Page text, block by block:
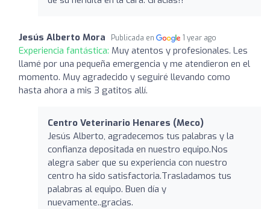
Jesús Alberto Mora Publicada en 1 year ago
Experiencia fantástica: Muy atentos y profesionales. Les
llamé por una pequeña emergencia y me atendieron en el
momento. Muy agradecido y seguiré llevando como
hasta ahora a mis 3 gatitos allí.
Centro Veterinario Henares (Meco)
Jesús Alberto, agradecemos tus palabras y la
confianza depositada en nuestro equipo.Nos
alegra saber que su experiencia con nuestro
centro ha sido satisfactoria.Trasladamos tus
palabras al equipo. Buen día y
nuevamente..gracias.